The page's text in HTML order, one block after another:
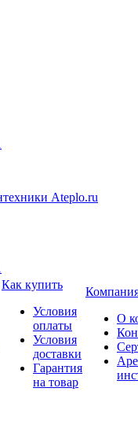
Как купить
Условия
оплаты
Условия
доставки
Гарантия
на товар
О